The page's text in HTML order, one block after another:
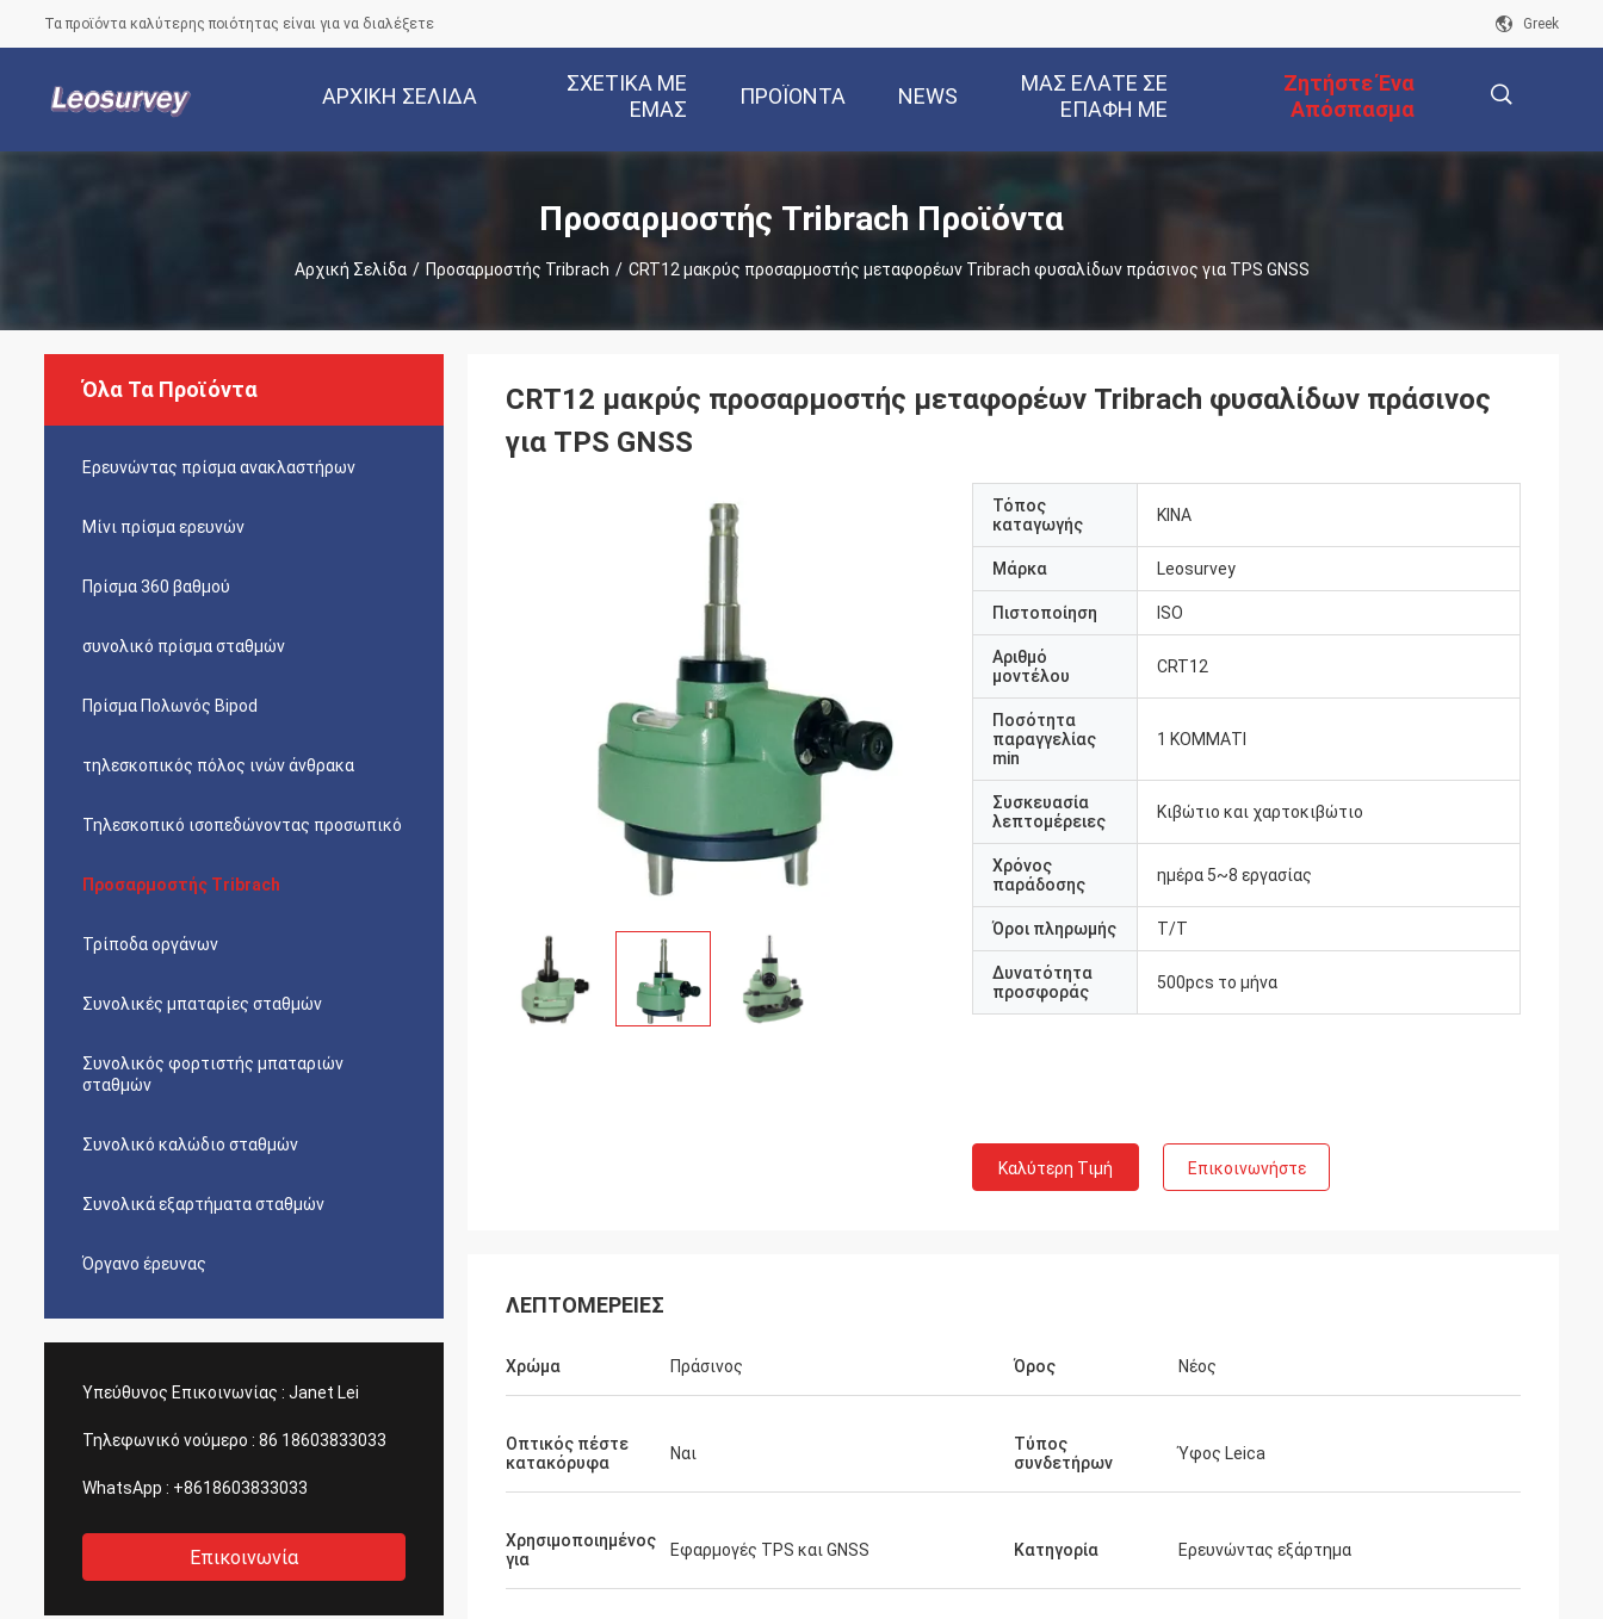
Τα προϊόντα καλύτερης ποιότητας είναι για να διαλέξετε Greek
ΑΡΧΙΚΉ ΣΕΛΊΔΑ
ΣΧΕΤΙΚΆ ΜΕ
ΕΜΆΣ
ΠΡΟΪΌΝΤΑ NEWS
ΜΑΣ ΕΛΆΤΕ ΣΕ
ΕΠΑΦΉ ΜΕ
Ζητήστε Ένα
Απόσπασμα
Προσαρμοστής Tribrach Προϊόντα
Αρχική Σελίδα / Προσαρμοστής Tribrach / CRT12 μακρύς προσαρμοστής μεταφορέων Tribrach φυσαλίδων πράσινος για TPS GNSS
Όλα Τα Προϊόντα
Ερευνώντας πρίσμα ανακλαστήρων
Μίνι πρίσμα ερευνών
Πρίσμα 360 βαθμού
συνολικό πρίσμα σταθμών
Πρίσμα Πολωνός Bipod
τηλεσκοπικός πόλος ινών άνθρακα
Τηλεσκοπικό ισοπεδώνοντας προσωπικό
Προσαρμοστής Tribrach
Τρίποδα οργάνων
Συνολικές μπαταρίες σταθμών
Συνολικός φορτιστής μπαταριών
σταθμών
Συνολικό καλώδιο σταθμών
Συνολικά εξαρτήματα σταθμών
Όργανο έρευνας
Υπεύθυνος Επικοινωνίας : Janet Lei
Τηλεφωνικό νούμερο : 86 18603833033
WhatsApp : +8618603833033
Επικοινωνία
CRT12 μακρύς προσαρμοστής μεταφορέων Tribrach φυσαλίδων πράσινος
για TPS GNSS
Τόπος
καταγωγής
ΚΙΝΑ
Μάρκα Leosurvey
Πιστοποίηση ISO
Αριθμό
μοντέλου
CRT12
Ποσότητα
παραγγελίας
min
1 ΚΟΜΜΑΤΙ
Συσκευασία
λεπτομέρειες
Κιβώτιο και χαρτοκιβώτιο
Χρόνος
παράδοσης
ημέρα 5~8 εργασίας
Όροι πληρωμής T/T
Δυνατότητα
προσφοράς
500pcs το μήνα
Καλύτερη Τιμή Επικοινωνήστε
ΛΕΠΤΟΜΈΡΕΙΕΣ
Χρώμα Πράσινος Όρος Νέος
Οπτικός πέστε
κατακόρυφα
Ναι
Τύπος
συνδετήρων
Ύφος Leica
Χρησιμοποιημένος
για
Εφαρμογές TPS και GNSS Κατηγορία Ερευνώντας εξάρτημα